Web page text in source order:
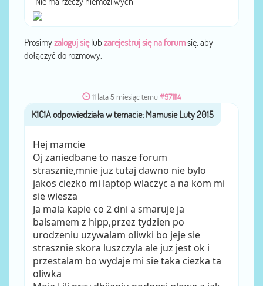
Prosimyzaloguj sięlub zarejestruj się na forumsię, aby
dołączyć do rozmowy.
11 lata 5 miesiąc temu #971114
przezK1C1A
Hej mamcie
Oj zaniedbane to nasze forum
strasznie,mnie juz tutaj dawno nie bylo
jakos ciezko mi laptop wlaczyc a na kom mi
sie wiesza
Ja mala kapie co 2 dni a smaruje ja
balsamem z hipp,przez tydzien po
urodzeniu uzywalam oliwki bo jeje sie
strasznie skora luszczyla ale juz jest ok i
przestalam bo wydaje mi sie taka ciezka ta
oliwka